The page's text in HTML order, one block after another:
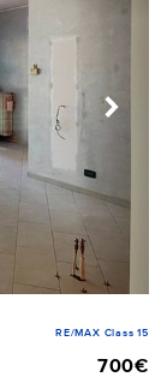
RE/MAX Class 15
700€